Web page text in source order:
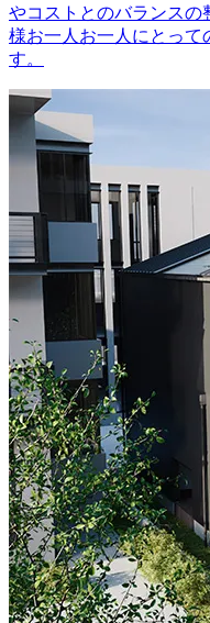
やコストとのバランスの
様お一人お一人にとって
す。